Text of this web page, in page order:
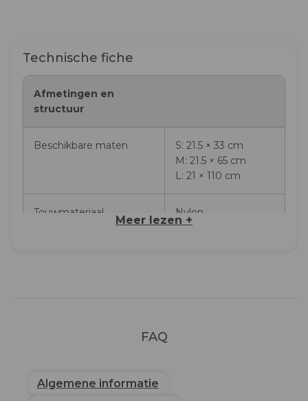
Technische fiche
Afmetingen en
structuur
Beschikbare maten
S: 21.5 × 33 cm
M: 21.5 × 65 cm
L: 21 × 110 cm
Touwmateriaal Nylon
Meer lezen +
FAQ
Algemene informatie